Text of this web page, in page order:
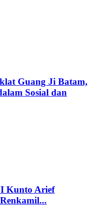
Guang Ji Batam,
Sosial dan
Kunto Arief